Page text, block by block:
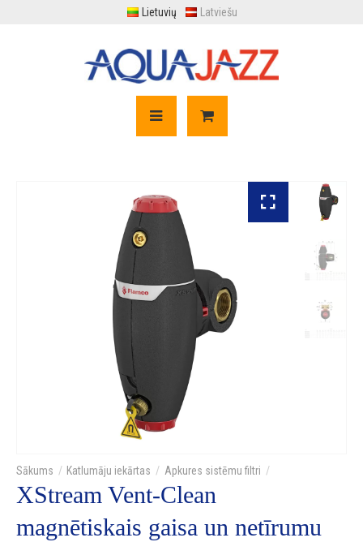
Lietuvių Latviešu
Katlumāju iekārtas Apkures sistēmu filtri
XStream Vent-Clean
magnētiskais gaisa un netīrumu